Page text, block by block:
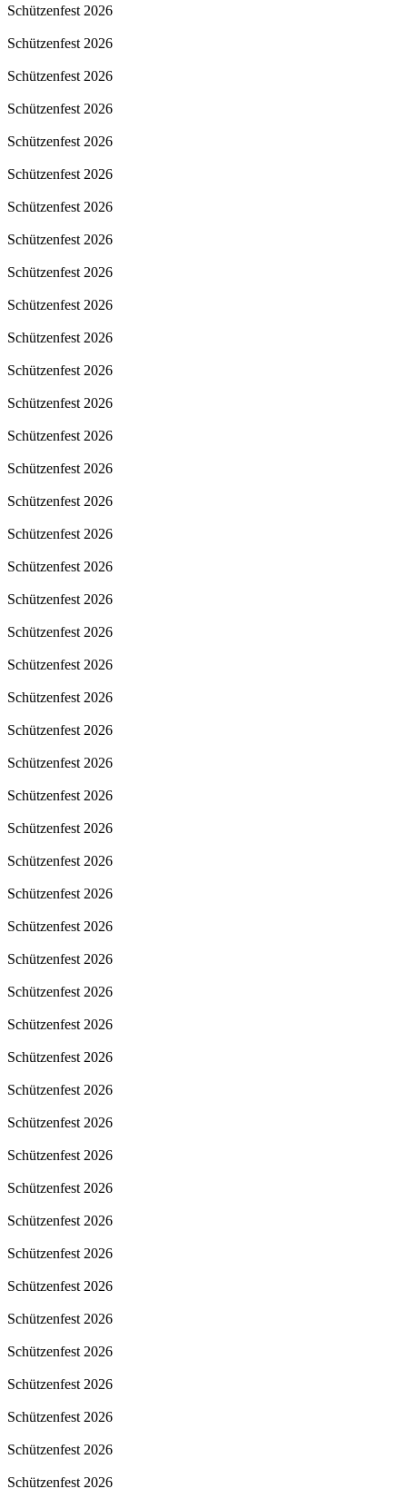
Schützenfest 2026
Schützenfest 2026
Schützenfest 2026
Schützenfest 2026
Schützenfest 2026
Schützenfest 2026
Schützenfest 2026
Schützenfest 2026
Schützenfest 2026
Schützenfest 2026
Schützenfest 2026
Schützenfest 2026
Schützenfest 2026
Schützenfest 2026
Schützenfest 2026
Schützenfest 2026
Schützenfest 2026
Schützenfest 2026
Schützenfest 2026
Schützenfest 2026
Schützenfest 2026
Schützenfest 2026
Schützenfest 2026
Schützenfest 2026
Schützenfest 2026
Schützenfest 2026
Schützenfest 2026
Schützenfest 2026
Schützenfest 2026
Schützenfest 2026
Schützenfest 2026
Schützenfest 2026
Schützenfest 2026
Schützenfest 2026
Schützenfest 2026
Schützenfest 2026
Schützenfest 2026
Schützenfest 2026
Schützenfest 2026
Schützenfest 2026
Schützenfest 2026
Schützenfest 2026
Schützenfest 2026
Schützenfest 2026
Schützenfest 2026
Schützenfest 2026